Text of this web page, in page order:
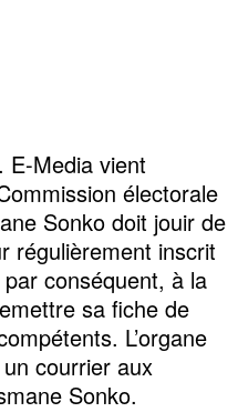
E-Media vient
électorale
Sonko doit jouir de
régulièrement inscrit
conséquent, à la
sa fiche de
L’organe
courrier aux
Sonko.